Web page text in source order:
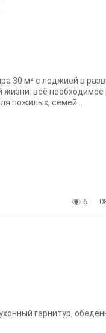
30 м² с лоджией в
всё необходимое
пожилых, семей...
6
гарнитур,